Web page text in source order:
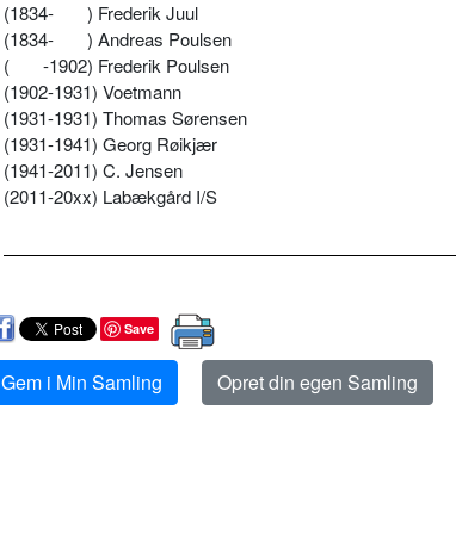
(1834-
) Frederik Juul
(1834-
) Andreas Poulsen
(
-1902) Frederik Poulsen
(1902-1931) Voetmann
(1931-1931) Thomas Sørensen
(1931-1941) Georg Røikjær
(1941-2011) C. Jensen
(2011-20xx) Labækgård I/S
Save
Gem i Min Samling Opret din egen Samling